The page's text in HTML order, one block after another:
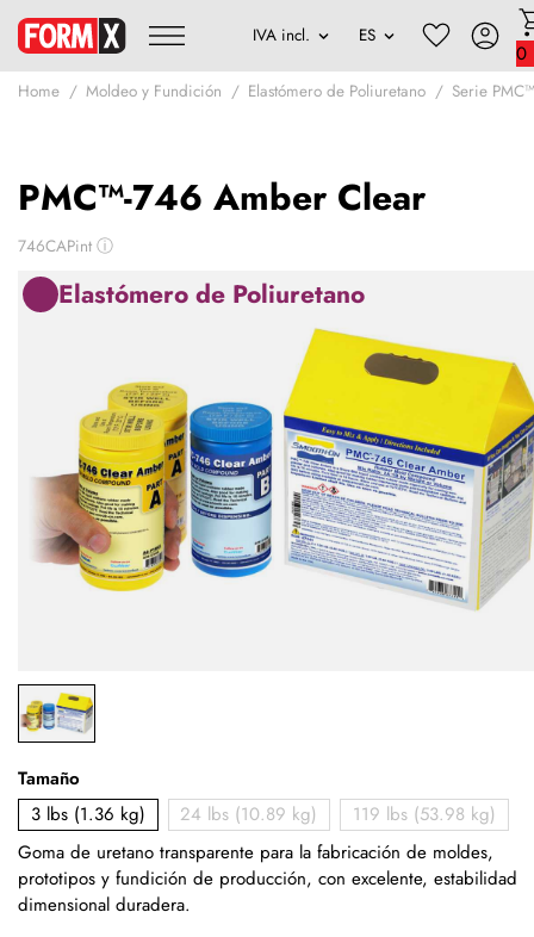
0
Home Moldeo y Fundición Elastómero de Poliuretano Serie PMC™
PMC™-746 Amber Clear
746CAPint ⓘ
Elastómero de Poliuretano
Tamaño
3 lbs (1.36 kg)
24 lbs (10.89 kg)
119 lbs (53.98 kg)
Goma de uretano transparente para la fabricación de moldes,
prototipos y fundición de producción, con excelente, estabilidad
dimensional duradera.